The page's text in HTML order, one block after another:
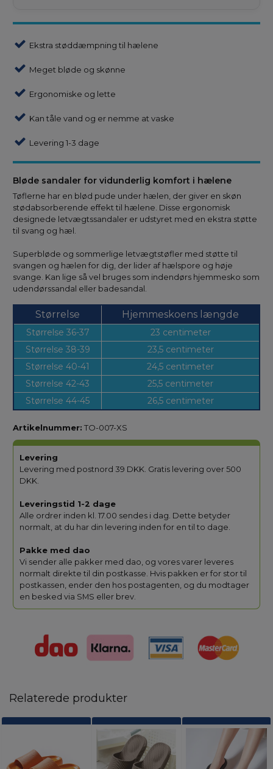
Ekstra støddæmpning til hælene
Meget bløde og skønne
Ergonomiske og lette
Kan tåle vand og er nemme at vaske
Levering 1-3 dage
Bløde sandaler for vidunderlig komfort i hælene
Tøflerne har en blød pude under hælen, der giver en skøn
stødabsorberende effekt til hælene. Disse ergonomisk
designede letvægtssandaler er udstyret med en ekstra støtte
til svang og hæl.
Superbløde og sommerlige letvægtstøfler med støtte til
svangen og hælen for dig, der lider af hælspore og høje
svange. Kan lige så vel bruges som indendørs hjemmesko som
udendørssandal eller badesandal.
Størrelse Hjemmeskoens længde
Størrelse 36-37
23 centimeter
Størrelse 38-39
23,5 centimeter
Størrelse 40-41
24,5 centimeter
Størrelse 42-43
25,5 centimeter
Størrelse 44-45
26,5 centimeter
Artikelnummer: TO-007-XS
Levering
Levering med postnord 39 DKK. Gratis levering over 500
DKK.
Leveringstid 1-2 dage
Alle ordrer inden kl. 17.00 sendes i dag. Dette betyder
normalt, at du har din levering inden for en til to dage.
Pakke med dao
Vi sender alle pakker med dao, og vores varer leveres
normalt direkte til din postkasse. Hvis pakken er for stor til
postkassen, ender den hos postagenten, og du modtager
en besked via SMS eller brev.
Relaterede produkter